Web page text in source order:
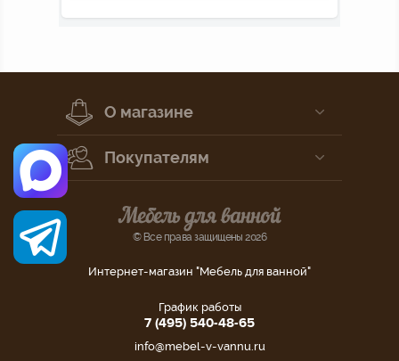
О магазине
Покупателям
© Все права защищены 2026
Интернет-магазин "Мебель для ванной"
График работы
7 (495) 540-48-65
info@mebel-v-vannu.ru